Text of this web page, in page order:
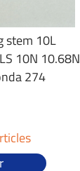
stem 10L
10N 10.68N
274